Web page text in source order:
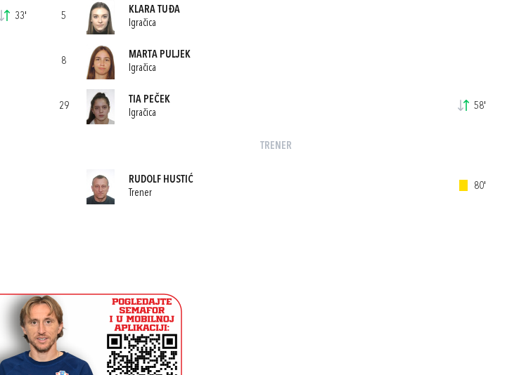
33' 5
KLARA TUĐA
Igračica
8
MARTA PULJEK
Igračica
29
TIA PEČEK
Igračica
58'
TRENER
RUDOLF HUSTIĆ
Trener
80'